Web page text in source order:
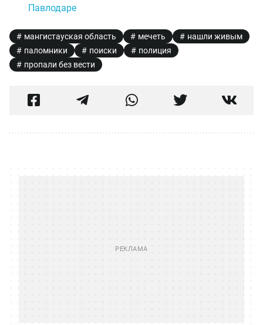
Павлодаре
мангистауская область мечеть
нашли живым
паломники
поиски
полиция
пропали без вести